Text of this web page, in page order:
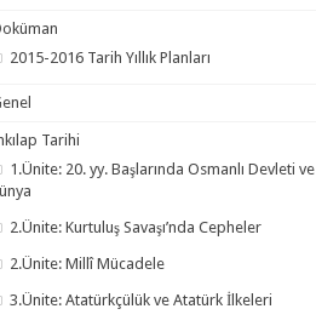
2015-2016 Tarih Yıllık Planları
Tarihi
1.Ünite: 20. yy. Başlarında Osmanlı Devleti ve
2.Ünite: Kurtuluş Savaşı’nda Cepheler
2.Ünite: Millî Mücadele
3.Ünite: Atatürkçülük ve Atatürk İlkeleri